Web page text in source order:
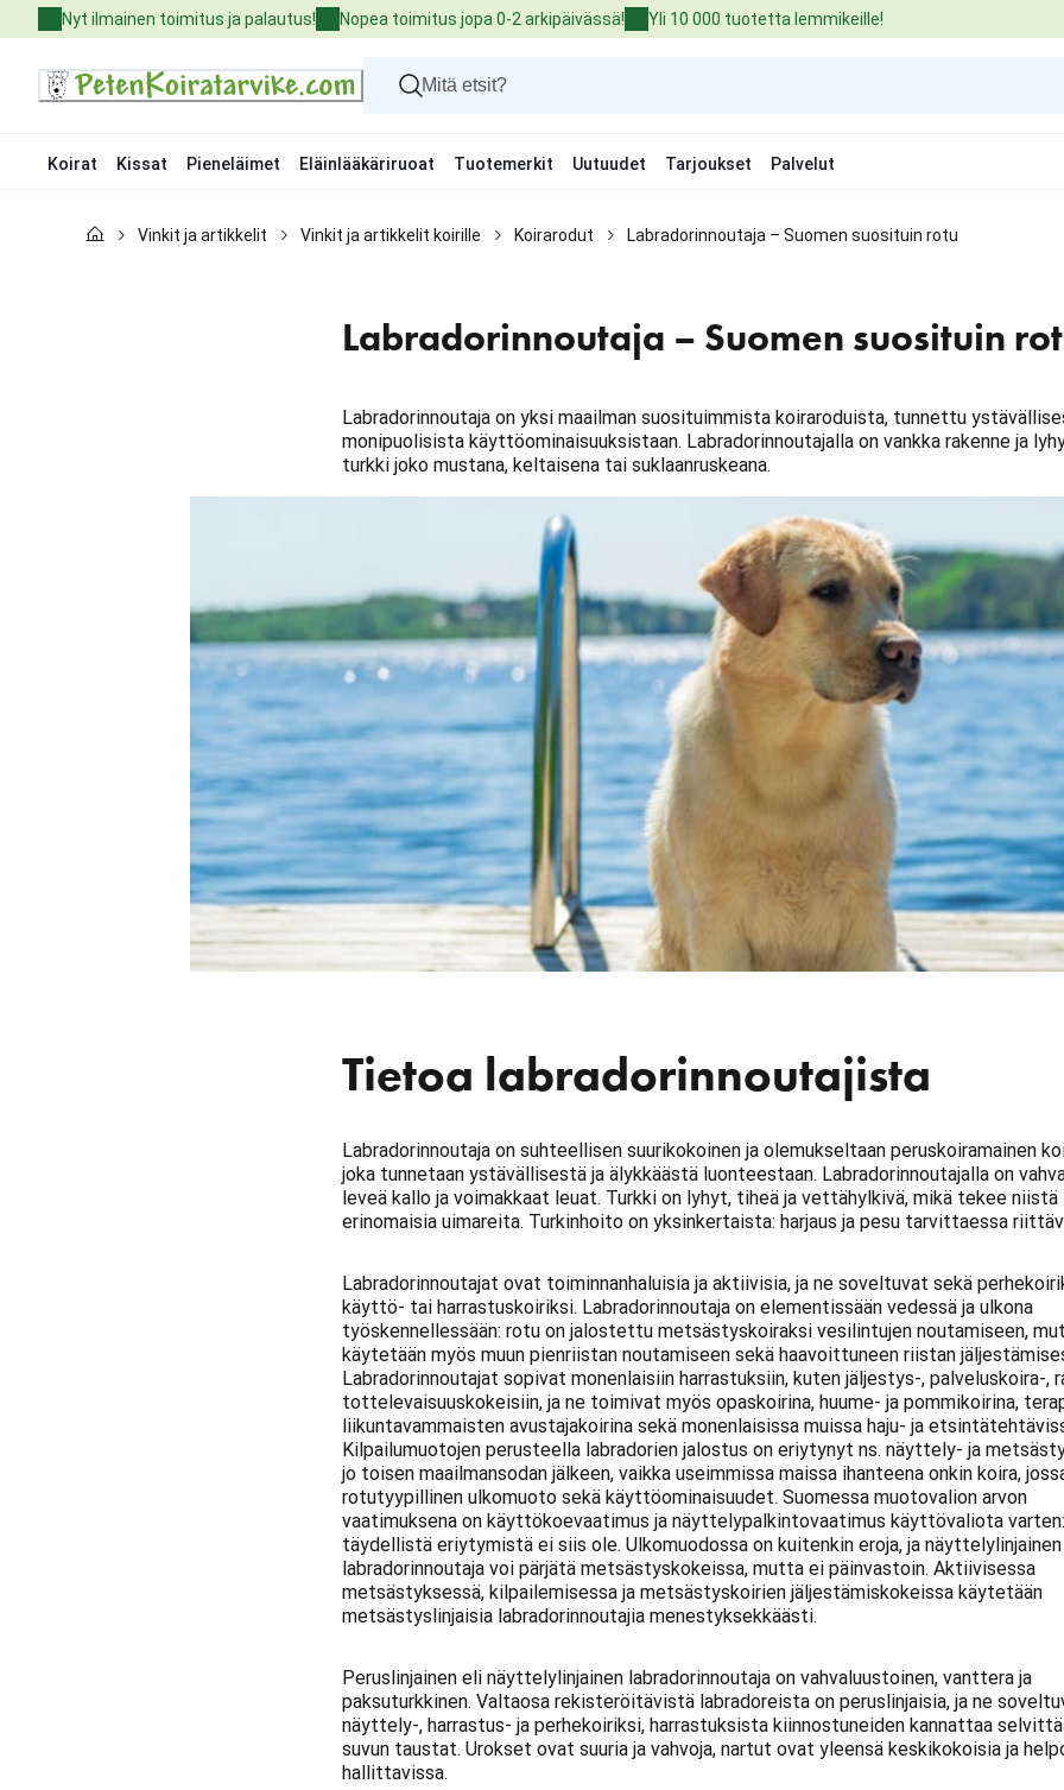
to
Nyt ilmainen toimitus ja palautus! Nopea toimitus jopa 0-2 arkipäivässä! Yli 10 000 tuotetta lemmikeille!
Koirat Kissat Pieneläimet Eläinlääkäriruoat Tuotemerkit Uutuudet Tarjoukset Palvelut
Kissat
Vinkit ja artikkelit Vinkit ja artikkelit koirille Koirarodut Labradorinnoutaja – Suomen suosituin rotu
Labradorinnoutaja – Suomen suosituin
Labradorinnoutaja on yksi maailman suosituimmista koiraroduista, tunnettu
monipuolisista käyttöominaisuuksistaan. Labradorinnoutajalla on vankka rakenne ja
turkki joko mustana, keltaisena tai suklaanruskeana.
Tietoa labradorinnoutajista
Labradorinnoutaja on suhteellisen suurikokoinen ja olemukseltaan peruskoiramainen
joka tunnetaan ystävällisestä ja älykkäästä luonteestaan. Labradorinnoutajalla on
leveä kallo ja voimakkaat leuat. Turkki on lyhyt, tiheä ja vettähylkivä, mikä tekee niistä
erinomaisia uimareita. Turkinhoito on yksinkertaista: harjaus ja pesu tarvittaessa
Labradorinnoutajat ovat toiminnanhaluisia ja aktiivisia, ja ne soveltuvat sekä
käyttö- tai harrastuskoiriksi. Labradorinnoutaja on elementissään vedessä ja ulkona
työskennellessään: rotu on jalostettu metsästyskoiraksi vesilintujen noutamiseen,
käytetään myös muun pienriistan noutamiseen sekä haavoittuneen riistan
Labradorinnoutajat sopivat monenlaisiin harrastuksiin, kuten jäljestys-, palveluskoira-,
tottelevaisuuskokeisiin, ja ne toimivat myös opaskoirina, huume- ja pommikoirina,
liikuntavammaisten avustajakoirina sekä monenlaisissa muissa haju- ja
Kilpailumuotojen perusteella labradorien jalostus on eriytynyt ns. näyttely- ja
jo toisen maailmansodan jälkeen, vaikka useimmissa maissa ihanteena onkin koira,
rotutyypillinen ulkomuoto sekä käyttöominaisuudet. Suomessa muotovalion arvon
vaatimuksena on käyttökoevaatimus ja näyttelypalkintovaatimus käyttövaliota
täydellistä eriytymistä ei siis ole. Ulkomuodossa on kuitenkin eroja, ja näyttelylinjainen
labradorinnoutaja voi pärjätä metsästyskokeissa, mutta ei päinvastoin. Aktiivisessa
metsästyksessä, kilpailemisessa ja metsästyskoirien jäljestämiskokeissa käytetään
metsästyslinjaisia labradorinnoutajia menestyksekkäästi.
Peruslinjainen eli näyttelylinjainen labradorinnoutaja on vahvaluustoinen, vanttera ja
paksuturkkinen. Valtaosa rekisteröitävistä labradoreista on peruslinjaisia, ja ne
näyttely-, harrastus- ja perhekoiriksi, harrastuksista kiinnostuneiden kannattaa
suvun taustat. Urokset ovat suuria ja vahvoja, nartut ovat yleensä keskikokoisia ja
hallittavissa.